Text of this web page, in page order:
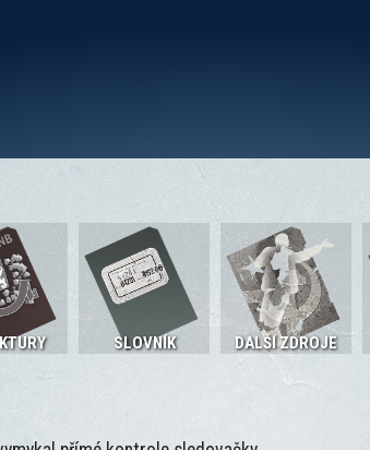
SLOVNÍK DALŠÍ ZDROJE